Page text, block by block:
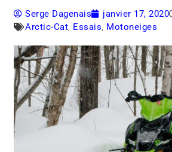
Serge Dagenais janvier 17, 2020
Arctic-Cat, Essais, Motoneiges